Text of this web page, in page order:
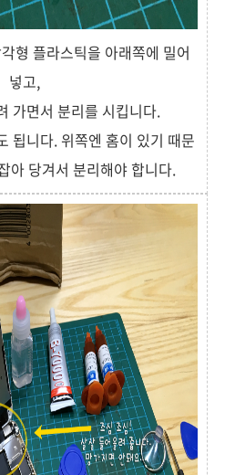
형 플라스틱을 아래쪽에 밀어
넣고,
가면서 분리를 시킵니다.
됩니다. 위쪽엔 홈이 있기 때문
아 당겨서 분리해야 합니다.